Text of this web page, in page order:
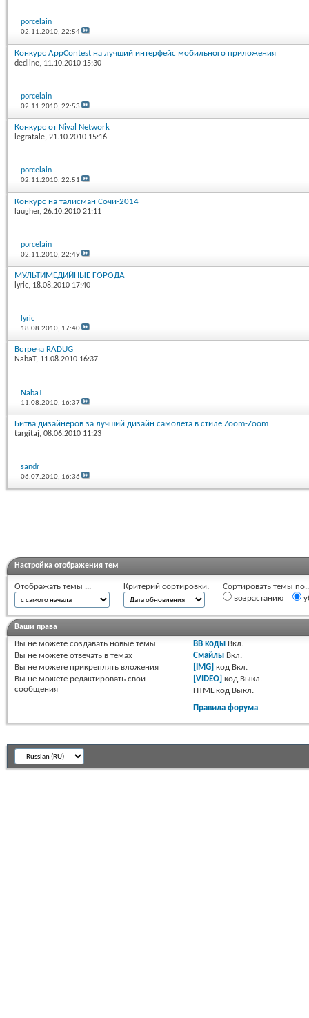
porcelain
02.11.2010,22:54
Конкурс AppContest на лучший интерфейс мобильного приложения
dedline, 11.10.2010 15:30
porcelain
02.11.2010,22:53
Конкурс от Nival Network
legratale, 21.10.2010 15:16
porcelain
02.11.2010,22:51
Конкурс на талисман Сочи-2014
laugher, 26.10.2010 21:11
porcelain
02.11.2010,22:49
МУЛЬТИМЕДИЙНЫЕ ГОРОДА
lyric, 18.08.2010 17:40
lyric
18.08.2010, 17:40
Встреча RADUG
NabaT, 11.08.2010 16:37
NabaT
11.08.2010, 16:37
Битва дизайнеров за лучший дизайн самолета в стиле Zoom-Zoom
targitaj, 08.06.2010 11:23
sandr
06.07.2010, 16:36
Настройка отображения тем
Отображать темы ... Критерий сортировки:
Сортировать темы
возрастанию
Ваши права
Вы не можете создавать новые темы
Вы не можете отвечать в темах
Вы не можете прикреплять вложения
Вы не можете редактировать свои
сообщения
BB коды Вкл.
Смайлы Вкл.
[IMG] код Вкл.
[VIDEO] код Выкл.
HTML код Выкл.
Правила форума